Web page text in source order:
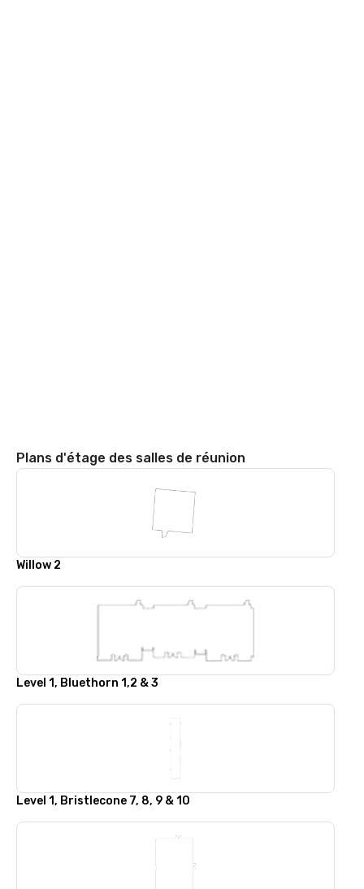
Plans d'étage des salles de réunion
Willow 2
Level 1, Bluethorn 1,2 & 3
Level 1, Bristlecone 7, 8, 9 & 10